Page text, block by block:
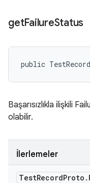
getFailureStatus
public
Başarısızlıkla ilişkili
olabilir.
İlerlemeler
TestRecordProto .